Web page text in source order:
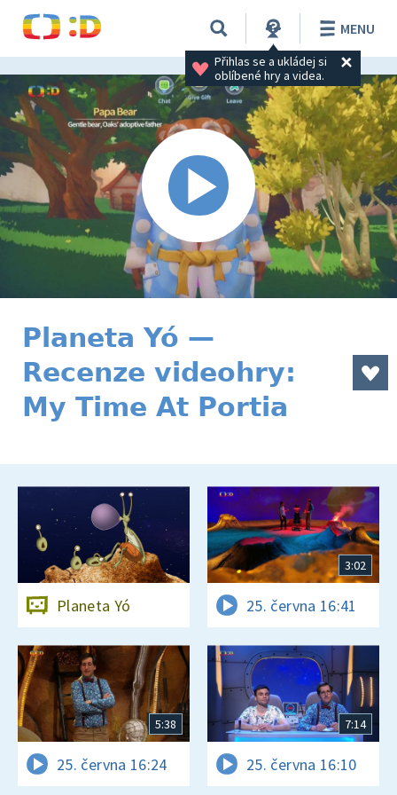
Přihlas se a ukládej si
oblíbené hry a videa.
MENU
Planeta Yó —
Recenze videohry:
My Time At Portia
Planeta Yó
3:02
25. června 16:41
5:38
25. června 16:24
7:14
25. června 16:10